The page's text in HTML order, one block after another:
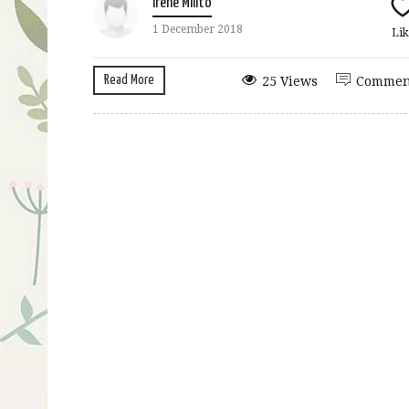
Irene Milito
1 December 2018
Read More 25 Views